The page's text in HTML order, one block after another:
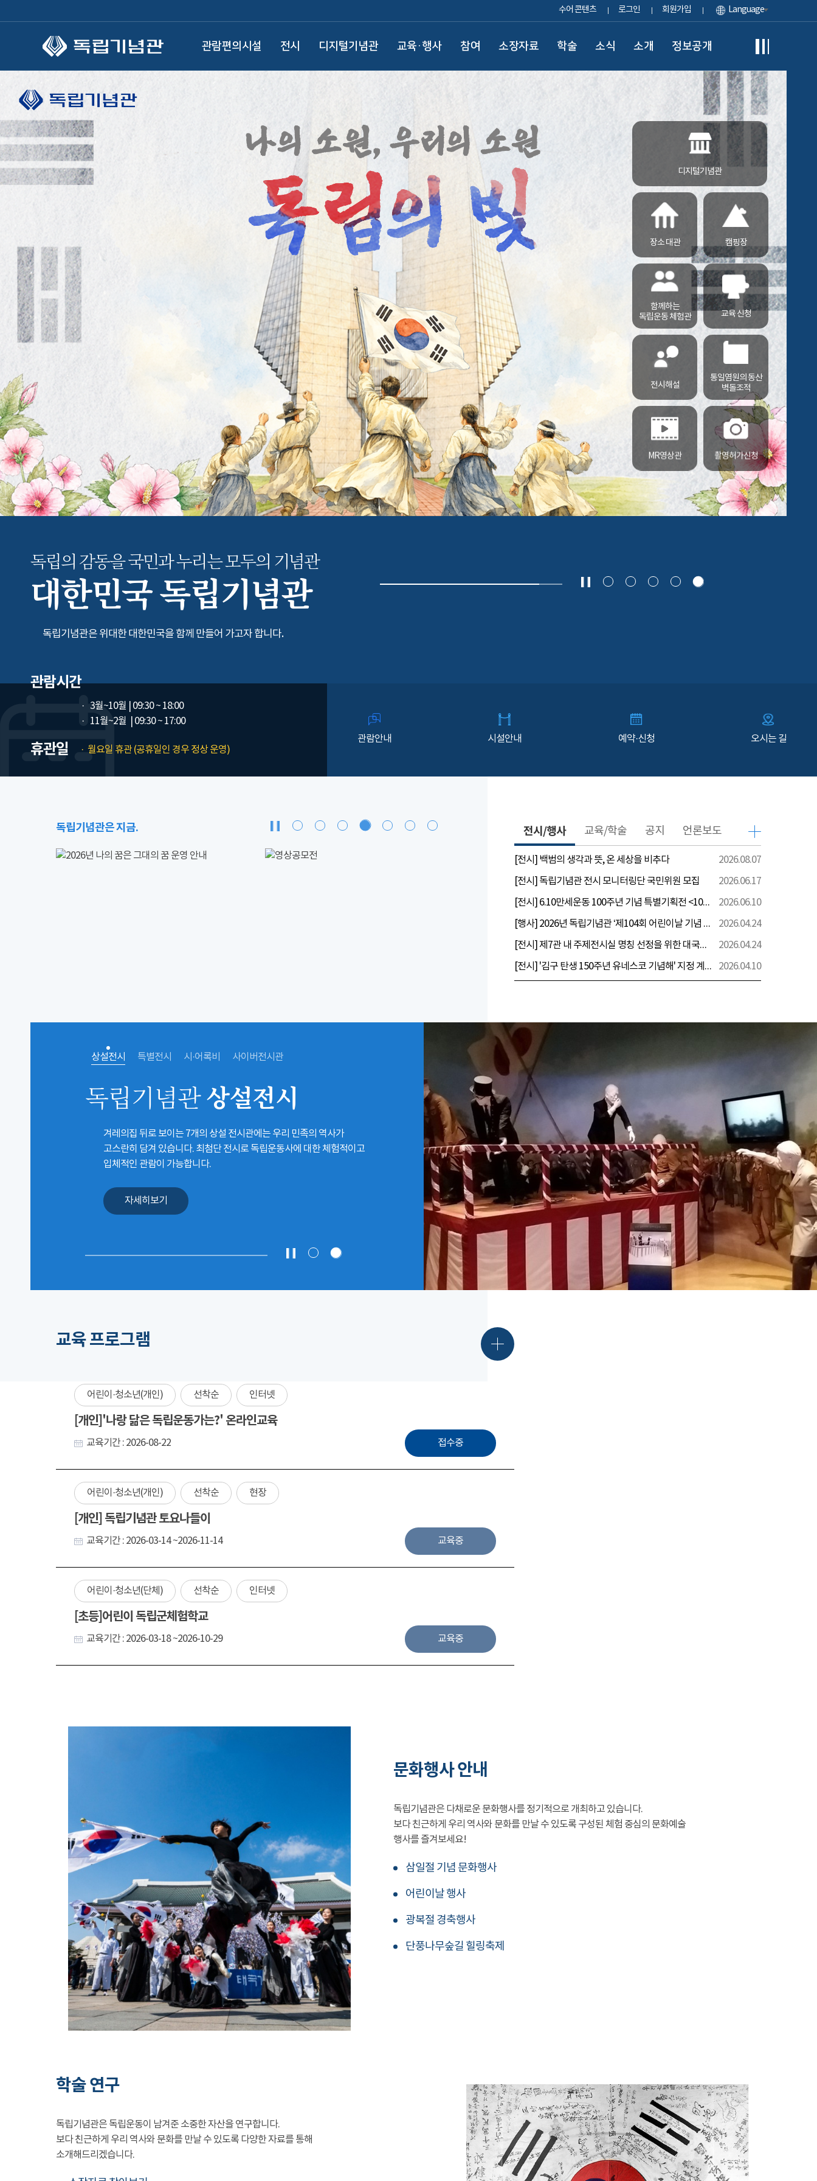
수어 콘텐츠 로그인 회원가입 Language
관람편의시설 전시 디지털기념관 교육·행사 참여 소장자료 학술 소식 소개 정보공개
디지털기념관
장소 대관 캠핑장
함께하는
독립운동 체험관
교육 신청
전시해설
통일염원의 동산
벽돌조적
MR영상관 촬영허가신청
독립의 감동을 국민과 누리는모두의 기념관
대한민국 독립기념관
독립기념관은 위대한 대한민국을 함께 만들어 가고자 합니다.
관람시간
3월~10월
| 09:30 ~ 18:00
11월~2월
| 09:30 ~ 17:00
휴관일 월요일 휴관 (공휴일인 경우 정상 운영)
관람안내 시설안내 예약·신청 오시는 길
독립기념관은 지금. 전시/행사
[전시] 백범의 생각과 뜻, 온 세상을 비추다
2026.08.07
[전시] 독립기념관 전시 모니터링단 국민위원 모집
2026.06.17
[전시] 6.10만세운동 100주년 기념 특별기획전 <100년 전 그날을 보다: 6.10만세운동>
2026.06.10
[행사] 2026년 독립기념관 ‘제104회 어린이날 기념 행사’ 안내
2026.04.24
[전시] 제7관 내 주제전시실 명칭 선정을 위한 대국민 의견 수렴 실시
2026.04.24
[전시] '김구 탄생 150주년 유네스코 기념해' 지정 계기 AI영상 국민공모 개최 안내
2026.04.10
교육/학술 공지 언론보도
상설전시 특별전시 시·어록비 사이버전시관
독립기념관상설전시
겨레의집 뒤로 보이는 7개의 상설 전시관에는 우리 민족의 역사가
고스란히 담겨 있습니다. 최첨단 전시로 독립운동사에 대한 체험적이고
입체적인 관람이 가능합니다.
자세히보기
교육 프로그램
어린이·청소년(개인) 선착순 인터넷
[개인]'나랑 닮은 독립운동가는?' 온라인교육
교육기간 : 2026-08-22 접수중
어린이·청소년(개인) 선착순 현장
[개인] 독립기념관 토요나들이
교육기간 : 2026-03-14 ~2026-11-14 교육중
어린이·청소년(단체) 선착순 인터넷
[초등]어린이 독립군체험학교
교육기간 : 2026-03-18 ~2026-10-29 교육중
문화행사 안내
독립기념관은 다채로운 문화행사를 정기적으로 개최하고 있습니다.
보다 친근하게 우리 역사와 문화를 만날 수 있도록 구성된 체험 중심의 문화예술
행사를 즐겨보세요!
삼일절 기념 문화행사
어린이날 행사
광복절 경축행사
단풍나무숲길 힐링축제
학술 연구
독립기념관은 독립운동이 남겨준 소중한 자산을 연구합니다.
보다 친근하게 우리 역사와 문화를 만날 수 있도록 다양한 자료를 통해
소개해드리겠습니다.